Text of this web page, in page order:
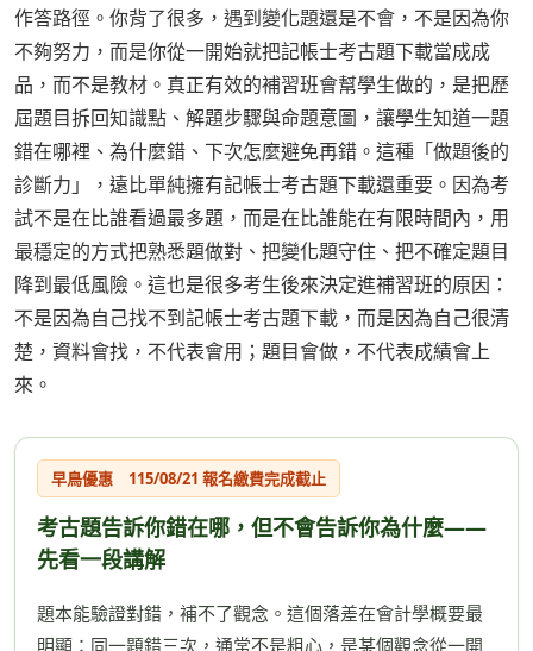
作答路徑。你背了很多，遇到變化題還是不會，不是因為你
不夠努力，而是你從一開始就把記帳士考古題下載當成成
品，而不是教材。真正有效的補習班會幫學生做的，是把歷
屆題目拆回知識點、解題步驟與命題意圖，讓學生知道一題
錯在哪裡、為什麼錯、下次怎麼避免再錯。這種「做題後的
診斷力」，遠比單純擁有記帳士考古題下載還重要。因為考
試不是在比誰看過最多題，而是在比誰能在有限時間內，用
最穩定的方式把熟悉題做對、把變化題守住、把不確定題目
降到最低風險。這也是很多考生後來決定進補習班的原因：
不是因為自己找不到記帳士考古題下載，而是因為自己很清
楚，資料會找，不代表會用；題目會做，不代表成績會上
來。
早鳥優惠 115/08/21 報名繳費完成截止
考古題告訴你錯在哪，但不會告訴你為什麼——
先看一段講解
題本能驗證對錯，補不了觀念。這個落差在會計學概要最
明顯：同一題錯三次，通常不是粗心，是某個觀念從一開